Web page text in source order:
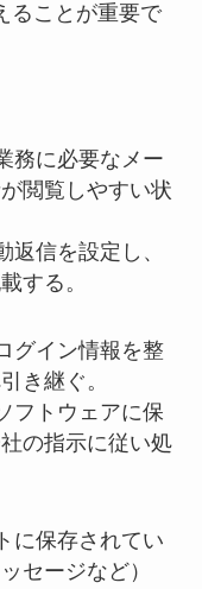
ることが重要で
務に必要なメー
閲覧しやすい状
信を設定し、
する。
グイン情報を整
き継ぐ。
フトウェアに保
の指示に従い処
に保存されてい
セージなど）